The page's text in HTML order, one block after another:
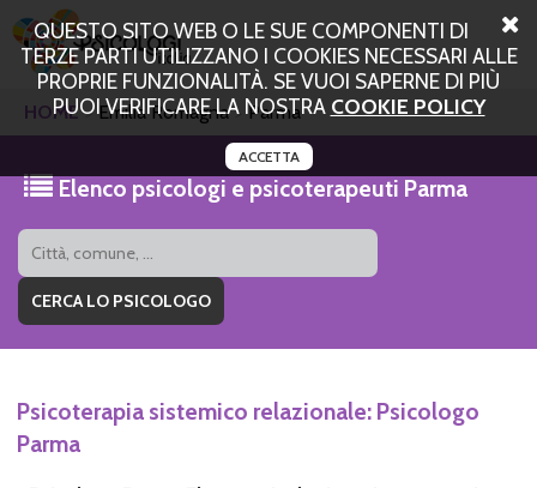
QUESTO SITO WEB O LE SUE COMPONENTI DI
TERZE PARTI UTILIZZANO I COOKIES NECESSARI ALLE
PROPRIE FUNZIONALITÀ. SE VUOI SAPERNE DI PIÙ
PUOI VERIFICARE LA NOSTRA COOKIE POLICY
ACCETTA
HOME Emilia Romagna Parma
Elenco psicologi e psicoterapeuti Parma
Psicoterapia sistemico relazionale: Psicologo
Parma